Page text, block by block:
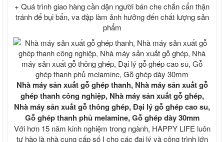
TÔN ĐỔ SÀN DECK 1.5 mm 1.5 ly, TÔN
SÀN DECK, TÔN ĐỔ SÀN BÊ TÔNG
TÔN ĐỔ SÀN DECK 0.58 mm 6mm, TÔN
SÀN DECK, TÔN ĐỔ SÀN BÊ TÔNG
TÔN ĐỔ SÀN DECK 0.5 mm, TÔN SÀN
DECK, TÔN ĐỔ SÀN BÊ TÔNG
Tin tức
Liên hệ
Chiết khấu bán hàng
Báo giá
File tài liệu
+ Quá trình giao hàng cần dặn người bán che chắn cẩn thận
tránh để bụi bẩn, va đập làm ảnh hưởng đến chất lượng sản
phẩm
Nhà máy sản xuất gỗ ghép thanh, Nhà máy sản xuất gỗ
ghép thanh công nghiệp, Nhà máy sản xuất gỗ ghép,
​​​​​​Nhà máy sản xuất gỗ thông ghép, Đại lý gỗ ghép cao su,
Gỗ ghép thanh phủ melamine, Gỗ ghép dày 30mm
Với hơn 15 năm kinh nghiệm trong ngành, HAPPY LIFE luôn
tự hào là nhà cung cấp số I cho các đại lý và công trình lớn